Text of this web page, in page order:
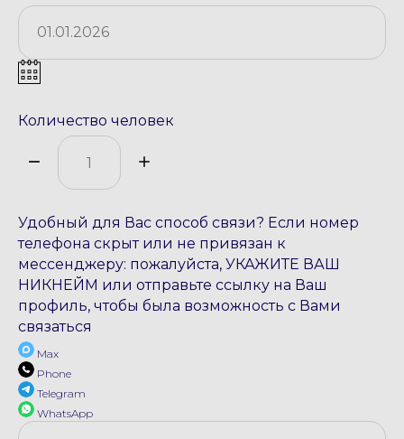
Количество человек
Удобный для Вас способ связи? Если номер
телефона скрыт или не привязан к
мессенджеру: пожалуйста, УКАЖИТЕ ВАШ
НИКНЕЙМ или отправьте ссылку на Ваш
профиль, чтобы была возможность с Вами
связаться
Max
Phone
Telegram
WhatsApp